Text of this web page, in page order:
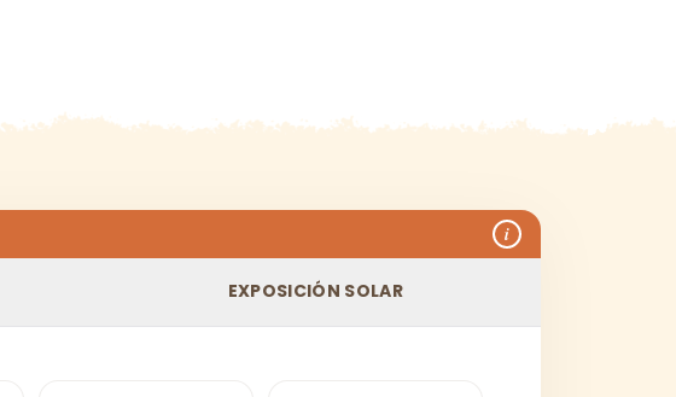
i
EXPOSICIÓN SOLAR